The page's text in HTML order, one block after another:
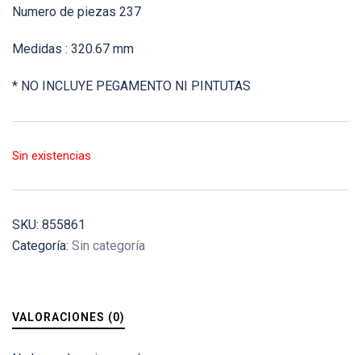
Numero de piezas 237
Medidas : 320.67 mm
* NO INCLUYE PEGAMENTO NI PINTUTAS
Sin existencias
SKU: 855861
Categoría: Sin categoría
VALORACIONES (0)